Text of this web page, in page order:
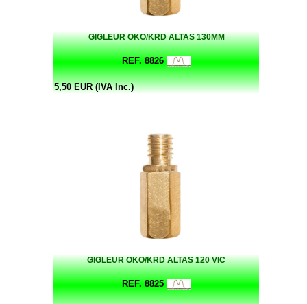
GIGLEUR OKO/KRD ALTAS 130MM
REF. 8826
5,50 EUR (IVA Inc.)
GIGLEUR OKO/KRD ALTAS 120 VIC
REF. 8825